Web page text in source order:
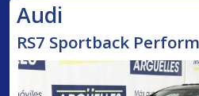
Audi
RS7 Sportback